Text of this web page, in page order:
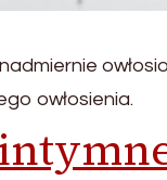
owłosienia.